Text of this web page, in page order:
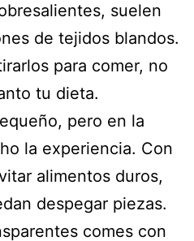
suelen
de tejidos blandos.
para comer, no
tu dieta.
pero en la
la experiencia. Con
alimentos duros,
despegar piezas.
comes con